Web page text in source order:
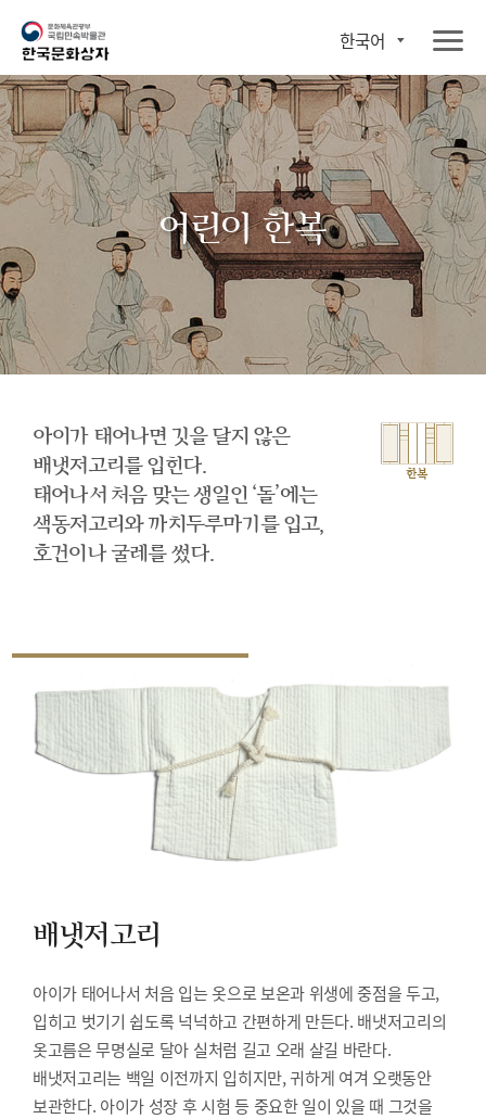
한국어
어린이 한복
아이가 태어나면 깃을 달지 않은
배냇저고리를 입힌다.
태어나서 처음 맞는 생일인 ‘돌’에는
색동저고리와 까치두루마기를 입고,
호건이나 굴레를 썼다.
한복
배냇저고리
아이가 태어나서 처음 입는 옷으로 보온과 위생에 중점을 두고,
입히고 벗기기 쉽도록 넉넉하고 간편하게 만든다. 배냇저고리의
옷고름은 무명실로 달아 실처럼 길고 오래 살길 바란다.
배냇저고리는 백일 이전까지 입히지만, 귀하게 여겨 오랫동안
보관한다. 아이가 성장 후 시험 등 중요한 일이 있을 때 그것을